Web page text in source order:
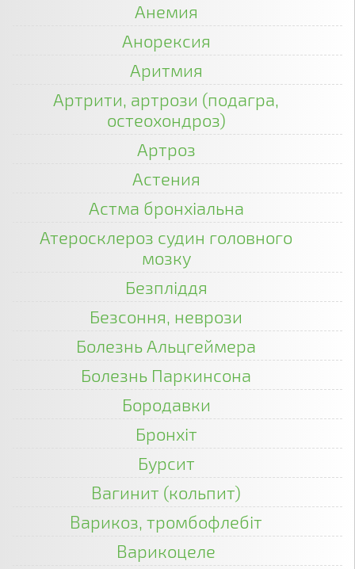
Анемия
Анорексия
Аритмия
Артрити, артрози (подагра,
остеохондроз)
Артроз
Астения
Астма бронхіальна
Атеросклероз судин головного
мозку
Безпліддя
Безсоння, неврози
Болезнь Альцгеймера
Болезнь Паркинсона
Бородавки
Бронхіт
Бурсит
Вагинит (кольпит)
Варикоз, тромбофлебіт
Варикоцеле